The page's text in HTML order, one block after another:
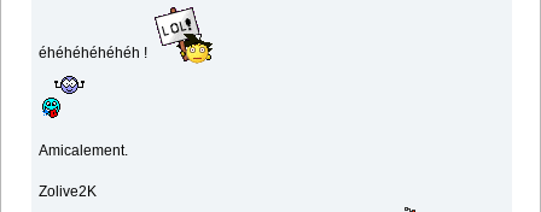
éhéhéhéhéhéh !
Amicalement.
Zolive2K